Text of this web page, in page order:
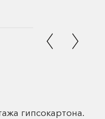
гипсокартона.